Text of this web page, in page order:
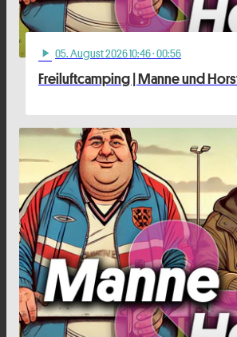
play_arrow 05. August 2026 10:46· 00:56
Freiluftcamping | Manne und